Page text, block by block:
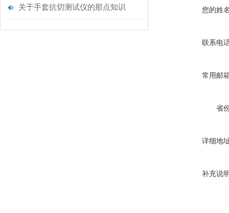
关于手套抗切测试仪的那点知识 您的姓
联系电
常用邮
省
详细地
补充说